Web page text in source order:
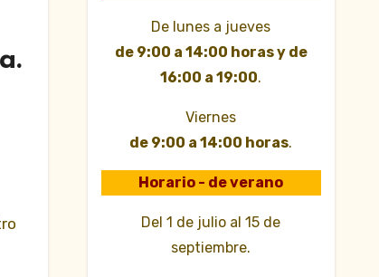
De lunes a jueves
de 9:00 a 14:00 horas y de
16:00 a 19:00.
Viernes
de 9:00 a 14:00 horas.
Horario - de verano
Del 1 de julio al 15 de
septiembre.